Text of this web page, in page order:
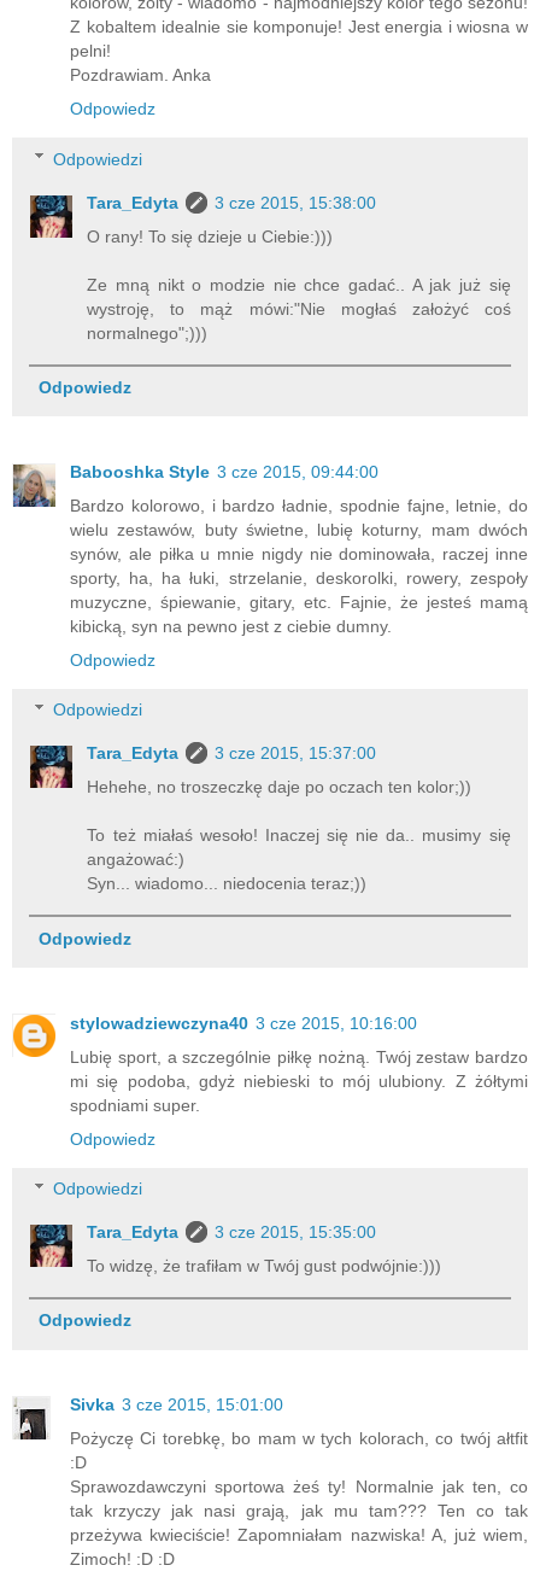
Z kobaltem idealnie sie komponuje! Jest energia i wiosna w
pelni!
Pozdrawiam. Anka
Odpowiedz
Odpowiedzi
Tara_Edyta
3 cze 2015, 15:38:00
O rany! To się dzieje u Ciebie:)))
Ze mną nikt o modzie nie chce gadać.. A jak już się
wystroję, to mąż mówi:"Nie mogłaś założyć coś
normalnego";)))
Odpowiedz
Babooshka Style 3 cze 2015, 09:44:00
Bardzo kolorowo, i bardzo ładnie, spodnie fajne, letnie, do
wielu zestawów, buty świetne, lubię koturny, mam dwóch
synów, ale piłka u mnie nigdy nie dominowała, raczej inne
sporty, ha, ha łuki, strzelanie, deskorolki, rowery, zespoły
muzyczne, śpiewanie, gitary, etc. Fajnie, że jesteś mamą
kibicką, syn na pewno jest z ciebie dumny.
Odpowiedz
Odpowiedzi
Tara_Edyta
3 cze 2015, 15:37:00
Hehehe, no troszeczkę daje po oczach ten kolor;))
To też miałaś wesoło! Inaczej się nie da.. musimy się
angażować:)
Syn... wiadomo... niedocenia teraz;))
Odpowiedz
stylowadziewczyna40 3 cze 2015, 10:16:00
Lubię sport, a szczególnie piłkę nożną. Twój zestaw bardzo
mi się podoba, gdyż niebieski to mój ulubiony. Z żółtymi
spodniami super.
Odpowiedz
Odpowiedzi
Tara_Edyta
3 cze 2015, 15:35:00
To widzę, że trafiłam w Twój gust podwójnie:)))
Odpowiedz
Sivka 3 cze 2015, 15:01:00
Pożyczę Ci torebkę, bo mam w tych kolorach, co twój ałtfit
:D
Sprawozdawczyni sportowa żeś ty! Normalnie jak ten, co
tak krzyczy jak nasi grają, jak mu tam??? Ten co tak
przeżywa kwieciście! Zapomniałam nazwiska! A, już wiem,
Zimoch! :D :D